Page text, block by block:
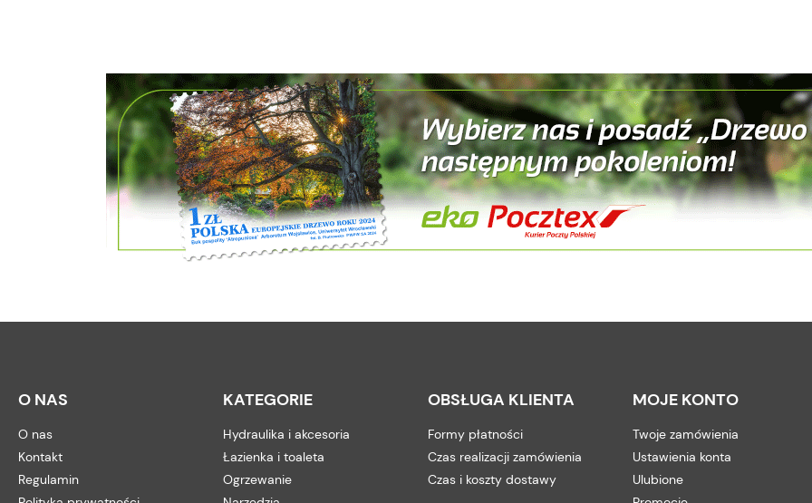
O NAS
O nas
Kontakt
Regulamin
KATEGORIE
Hydraulika i akcesoria
Łazienka i toaleta
Ogrzewanie
OBSŁUGA KLIENTA
Formy płatności
Czas realizacji zamówienia
Czas i koszty dostawy
MOJE KONTO
Twoje zamówienia
Ustawienia konta
Ulubione